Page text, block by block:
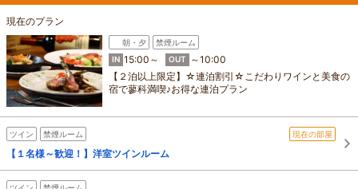
現在のプラン
朝・夕
禁煙ルーム
IN 15:00～ OUT
～10:00
【２泊以上限定】☆連泊割引☆こだわりワインと美食の
宿で蓼科満喫♪お得な連泊プラン
ツイン 禁煙ルーム 現在の部屋
【１名様～歓迎！】洋室ツインルーム
ツイン 禁煙ルーム